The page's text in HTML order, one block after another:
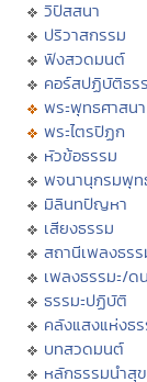
วิปัสสนา
ปริวาสกรรม
ฟังสวดมนต์
คอร์สปฏิบัติธร
พระพุทธศาสนา
พระไตรปิฏก
หัวข้อธรรม
พจนานุกรมพุท
มิลินทปัญหา
เสียงธรรม
สถานีเพลงธรร
เพลงธรรมะ/ด
ธรรมะปฏิบัติ
คลังแสงแห่งธ
บทสวดมนต์
หลักธรรมนำสุ